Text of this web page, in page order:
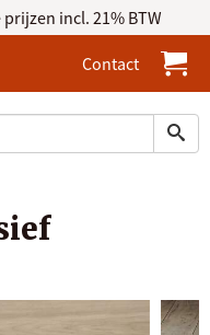
incl. 21% BTW
Contact